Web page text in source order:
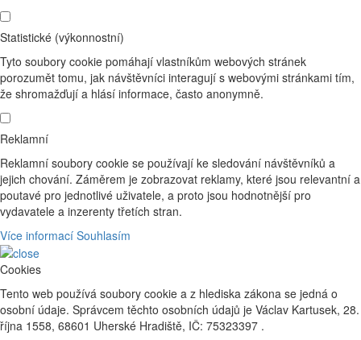
Statistické (výkonnostní)
Tyto soubory cookie pomáhají vlastníkům webových stránek
porozumět tomu, jak návštěvníci interagují s webovými stránkami tím,
že shromažďují a hlásí informace, často anonymně.
Reklamní
Reklamní soubory cookie se používají ke sledování návštěvníků a
jejich chování. Záměrem je zobrazovat reklamy, které jsou relevantní a
poutavé pro jednotlivé uživatele, a proto jsou hodnotnější pro
vydavatele a inzerenty třetích stran.
Více informací Souhlasím
Cookies
Tento web používá soubory cookie a z hlediska zákona se jedná o
osobní údaje. Správcem těchto osobních údajů je Václav Kartusek, 28.
října 1558, 68601 Uherské Hradiště, IČ: 75323397 .